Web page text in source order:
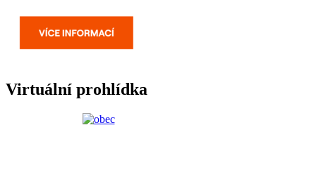
Virtuální prohlídka